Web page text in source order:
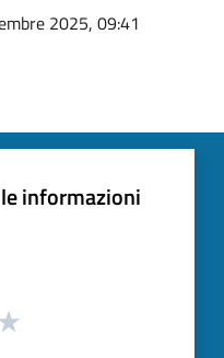
2025, 09:41
informazioni